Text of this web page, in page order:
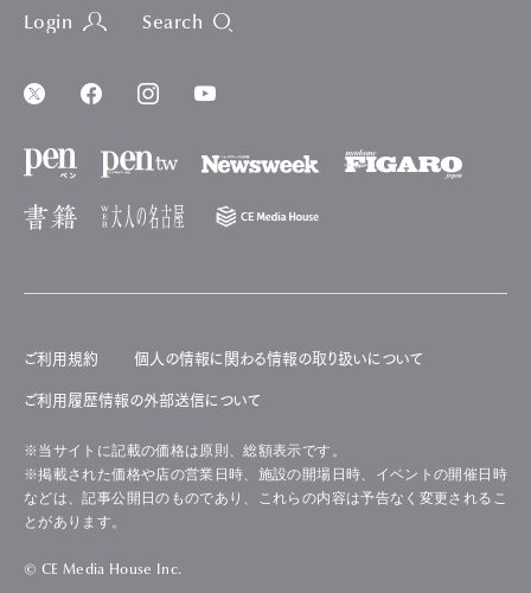
Login Search
ご利用規約 個人の情報に関わる情報の取り扱いについて
ご利用履歴情報の外部送信について
※当サイトに記載の価格は原則、総額表示です。
※掲載された価格や店の営業日時、施設の開場日時、イベントの開催日時
などは、記事公開日のものであり、これらの内容は予告なく変更されるこ
とがあります。
© CE Media House Inc.